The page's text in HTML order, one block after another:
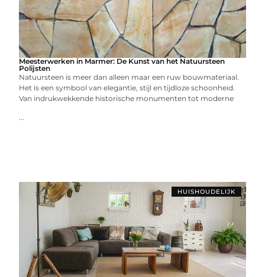
Meesterwerken in Marmer: De Kunst van het Natuursteen
Polijsten
Natuursteen is meer dan alleen maar een ruw bouwmateriaal.
Het is een symbool van elegantie, stijl en tijdloze schoonheid.
Van indrukwekkende historische monumenten tot moderne
...
HUISHOUDELIJK